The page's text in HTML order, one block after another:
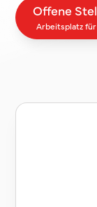
Offene
Arbeitsplatz